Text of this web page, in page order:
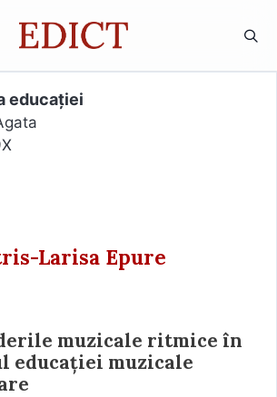
educației
Larisa Epure
muzicale ritmice în
educației muzicale